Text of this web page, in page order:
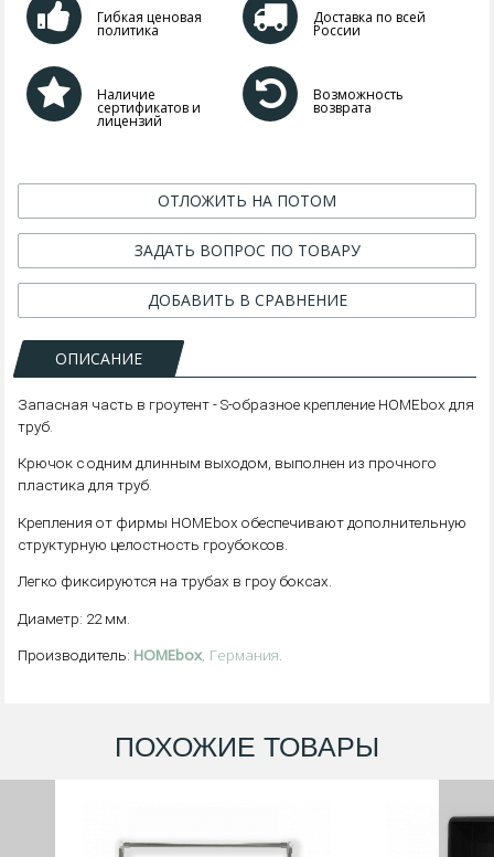
Гибкая ценовая
политика
Доставка по всей
России
Наличие
сертификатов и
лицензий
Возможность
возврата
ОТЛОЖИТЬ НА ПОТОМ
ЗАДАТЬ ВОПРОС ПО ТОВАРУ
ДОБАВИТЬ В СРАВНЕНИЕ
ОПИСАНИЕ
Запасная часть в гроутент - S-образное крепление HOMEbox для
труб.
Крючок с одним длинным выходом, выполнен из прочного
пластика для труб.
Крепления от фирмы HOMEbox обеспечивают дополнительную
структурную целостность гроубоксов.
Легко фиксируются на трубах в гроу боксах.
Диаметр: 22 мм.
Производитель: HOMEbox, Германия.
ПОХОЖИЕ ТОВАРЫ